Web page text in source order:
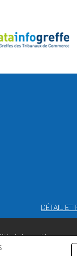
DÉTAIL ET
et de cookies